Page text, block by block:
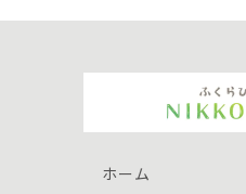
ホーム